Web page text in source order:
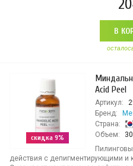
В
скидка 9%
Acid Peel
Артикул:
Бренд:
Страна:
Объем:
действия с депигментирующими и